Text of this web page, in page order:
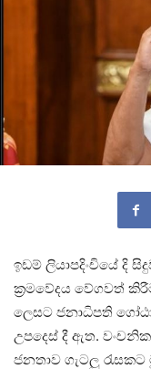
ඉඩම් ලියාපදිංචියේ දි
ක්‍රමවේදය වේගවත්
ලෙසට ජනාධිපති
උපදෙස් දී ඇත. වංචනික
ජනතාව ගැටලු